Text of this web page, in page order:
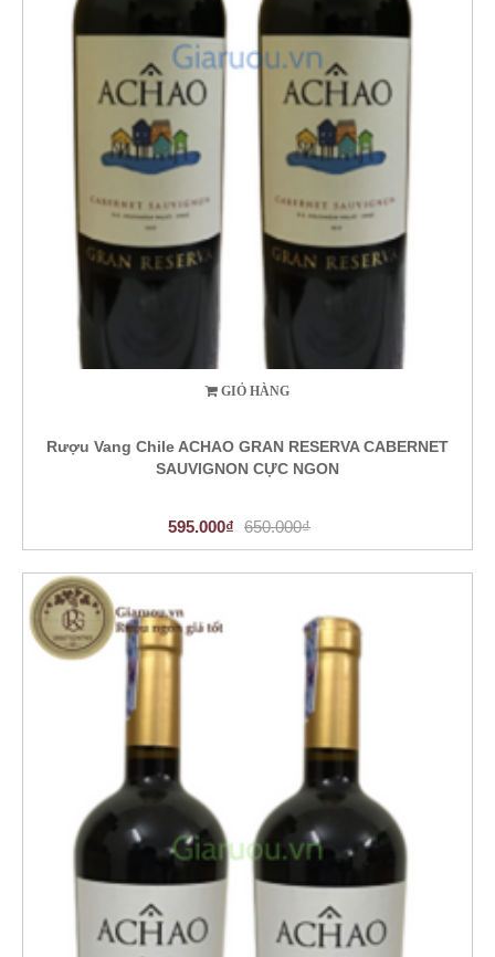
GIỎ HÀNG
Rượu Vang Chile ACHAO GRAN RESERVA CABERNET
SAUVIGNON CỰC NGON
595.000₫ 650.000₫